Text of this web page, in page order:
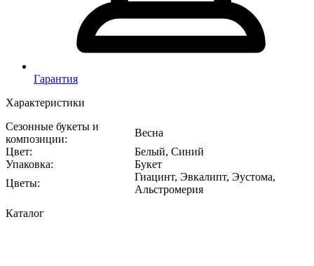
Гарантия
Характеристики
Сезонные букеты и
композиции:
Весна
Цвет:
Белый, Синий
Упаковка:
Букет
Цветы:
Гиацинт, Эвкалипт, Эустома,
Альстромерия
Каталог